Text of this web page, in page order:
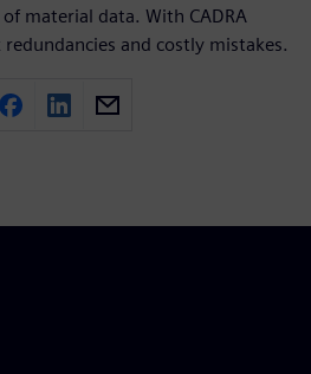
material data. With CADRA
and costly mistakes.